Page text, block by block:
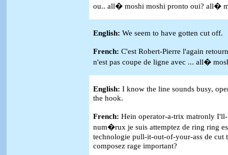
ou.. all� moshi moshi pronto oui? all�
English: We seem to have gotten cut off.
French: C'est Robert-Pierre l'again
n'est pas coupe de ligne avec ... all�
English: I know the line sounds busy,
the hook.
French: Hein operator-a-trix matronly
num�rux je suis attemptez de ring ring
technologie pull-it-out-of-your-ass de cut
composez rage important?